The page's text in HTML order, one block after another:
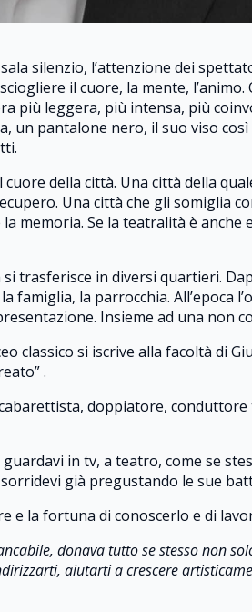
silenzio, l’attenzione dei
il cuore, la mente,
più leggera, più intensa, più
un pantalone nero, il suo viso
della città. Una città della
Una città che gli somiglia
memoria. Se la teatralità è
trasferisce in diversi quartieri.
famiglia, la parrocchia. All’epoca
Insieme ad una non
classico si iscrive alla facoltà di
.
doppiatore,
in tv, a teatro, come se
già pregustando le sue
e la fortuna di conoscerlo e di
donava tutto se stesso non
aiutarti a crescere